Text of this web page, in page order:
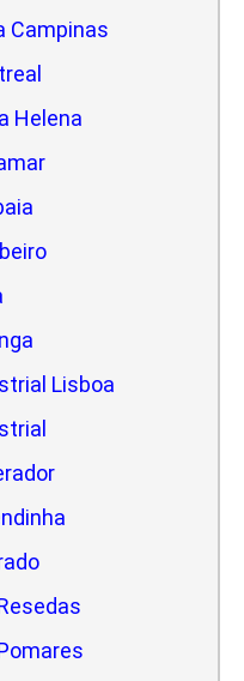
Campinas
Helena
Lisboa